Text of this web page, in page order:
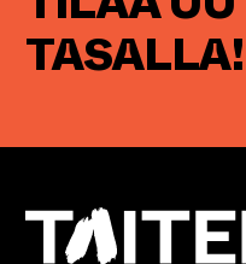
TASALLA!